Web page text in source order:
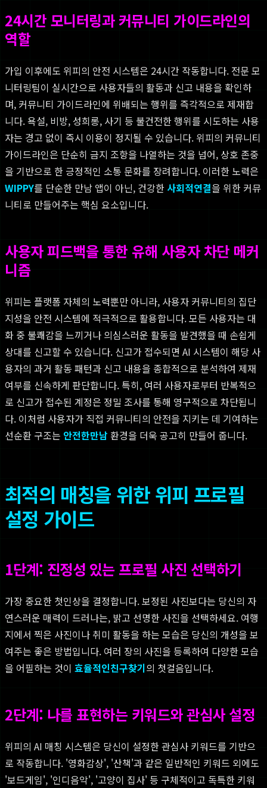
24시간 모니터링과 커뮤니티 가이드라인의
역할
가입 이후에도 위피의 안전 시스템은 24시간 작동합니다. 전문 모
니터링팀이 실시간으로 사용자들의 활동과 신고 내용을 확인하
며, 커뮤니티 가이드라인에 위배되는 행위를 즉각적으로 제재합
니다. 욕설, 비방, 성희롱, 사기 등 불건전한 행위를 시도하는 사용
자는 경고 없이 즉시 이용이 정지될 수 있습니다. 위피의 커뮤니티
가이드라인은 단순히 금지 조항을 나열하는 것을 넘어, 상호 존중
을 기반으로 한 긍정적인 소통 문화를 장려합니다. 이러한 노력은
WIPPY를 단순한 만남 앱이 아닌, 건강한 사회적연결을 위한 커뮤
니티로 만들어주는 핵심 요소입니다.
사용자 피드백을 통한 유해 사용자 차단 메커
니즘
위피는 플랫폼 자체의 노력뿐만 아니라, 사용자 커뮤니티의 집단
지성을 안전 시스템에 적극적으로 활용합니다. 모든 사용자는 대
화 중 불쾌감을 느끼거나 의심스러운 활동을 발견했을 때 손쉽게
상대를 신고할 수 있습니다. 신고가 접수되면 AI 시스템이 해당 사
용자의 과거 활동 패턴과 신고 내용을 종합적으로 분석하여 제재
여부를 신속하게 판단합니다. 특히, 여러 사용자로부터 반복적으
로 신고가 접수된 계정은 정밀 조사를 통해 영구적으로 차단됩니
다. 이처럼 사용자가 직접 커뮤니티의 안전을 지키는 데 기여하는
선순환 구조는 안전한만남 환경을 더욱 공고히 만들어 줍니다.
최적의 매칭을 위한 위피 프로필
설정 가이드
1단계: 진정성 있는 프로필 사진 선택하기
가장 중요한 첫인상을 결정합니다. 보정된 사진보다는 당신의 자
연스러운 매력이 드러나는, 밝고 선명한 사진을 선택하세요. 여행
지에서 찍은 사진이나 취미 활동을 하는 모습은 당신의 개성을 보
여주는 좋은 방법입니다. 여러 장의 사진을 등록하여 다양한 모습
을 어필하는 것이 효율적인친구찾기의 첫걸음입니다.
2단계: 나를 표현하는 키워드와 관심사 설정
위피의 AI 매칭 시스템은 당신이 설정한 관심사 키워드를 기반으
로 작동합니다. '영화감상', '산책'과 같은 일반적인 키워드 외에도
'보드게임', '인디음악', '고양이 집사' 등 구체적이고 독특한 키워